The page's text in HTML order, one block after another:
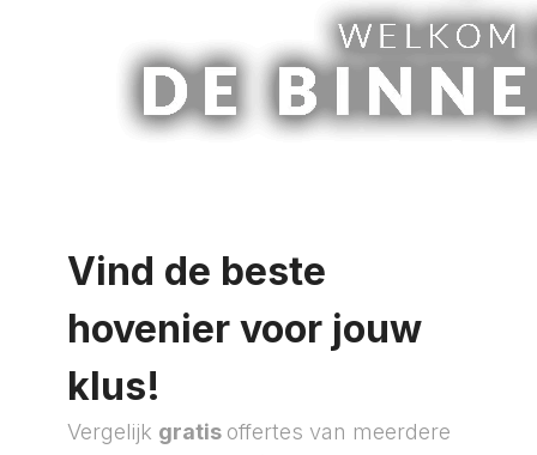
Vind de beste
hovenier voor jouw
klus!
Vergelijk gratis offertes van meerdere